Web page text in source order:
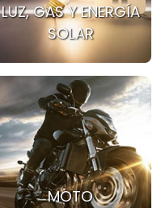
LUZ, GAS Y ENERGÍA
SOLAR
MOTO